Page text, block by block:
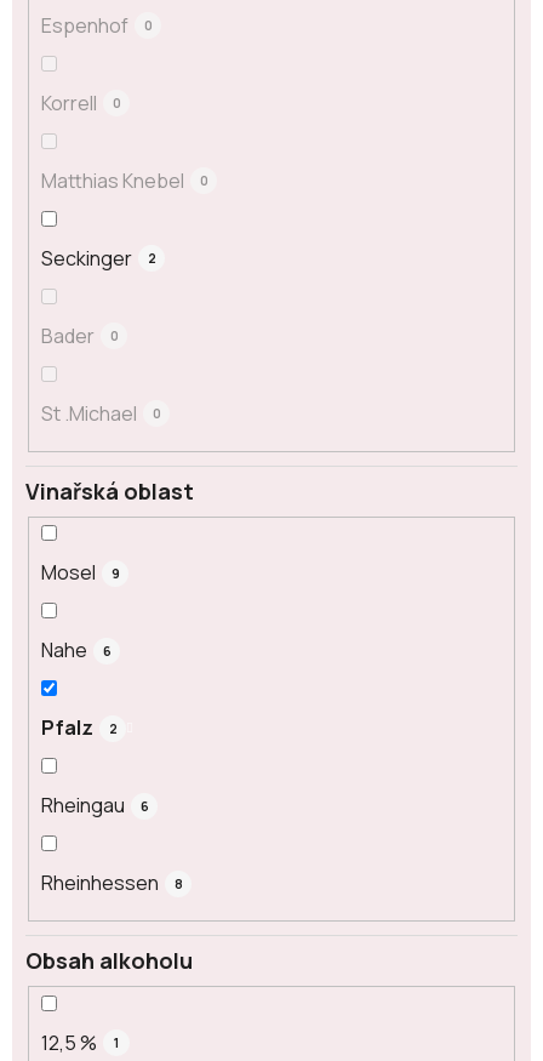
Espenhof 0
Korrell 0
Matthias Knebel 0
Seckinger 2
Bader 0
St .Michael 0
Vinařská oblast
Mosel 9
Nahe 6
Pfalz 2
Rheingau 6
Rheinhessen 8
Obsah alkoholu
12,5 % 1